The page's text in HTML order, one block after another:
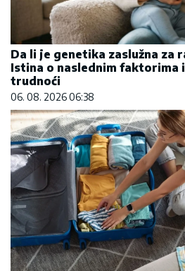
Da li je genetika zaslužna za
Istina o naslednim faktorima
trudnoći
06. 08. 2026 06:38